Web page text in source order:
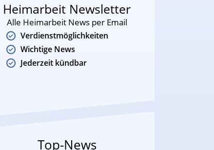
Heimarbeit Newsletter
Alle Heimarbeit News per Email
Verdienstmöglichkeiten
Wichtige News
Jederzeit kündbar
Top-News